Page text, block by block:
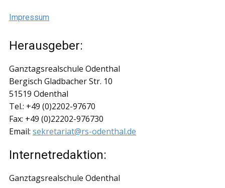
Impressum
Herausgeber:
Ganztagsrealschule Odenthal
Bergisch Gladbacher Str. 10
51519 Odenthal
Tel.: +49 (0)2202-97670
Fax: +49 (0)22202-976730
Email: sekretariat@rs-odenthal.de
Internetredaktion:
Ganztagsrealschule Odenthal